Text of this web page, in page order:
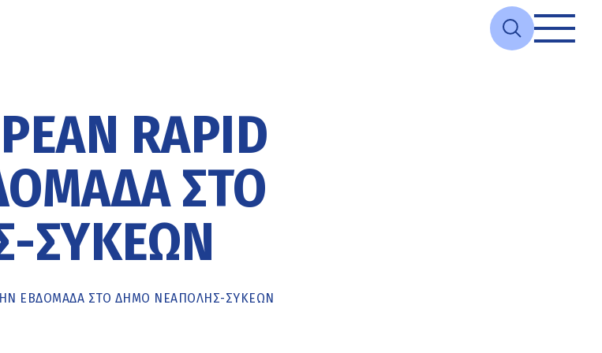
RAPID
ΣΤΟ
ΣΥΚΕΏΝ
ΕΒΔΟΜΆΔΑ ΣΤΟ ΔΉΜΟ ΝΕΆΠΟΛΗΣ-ΣΥΚΕΏΝ